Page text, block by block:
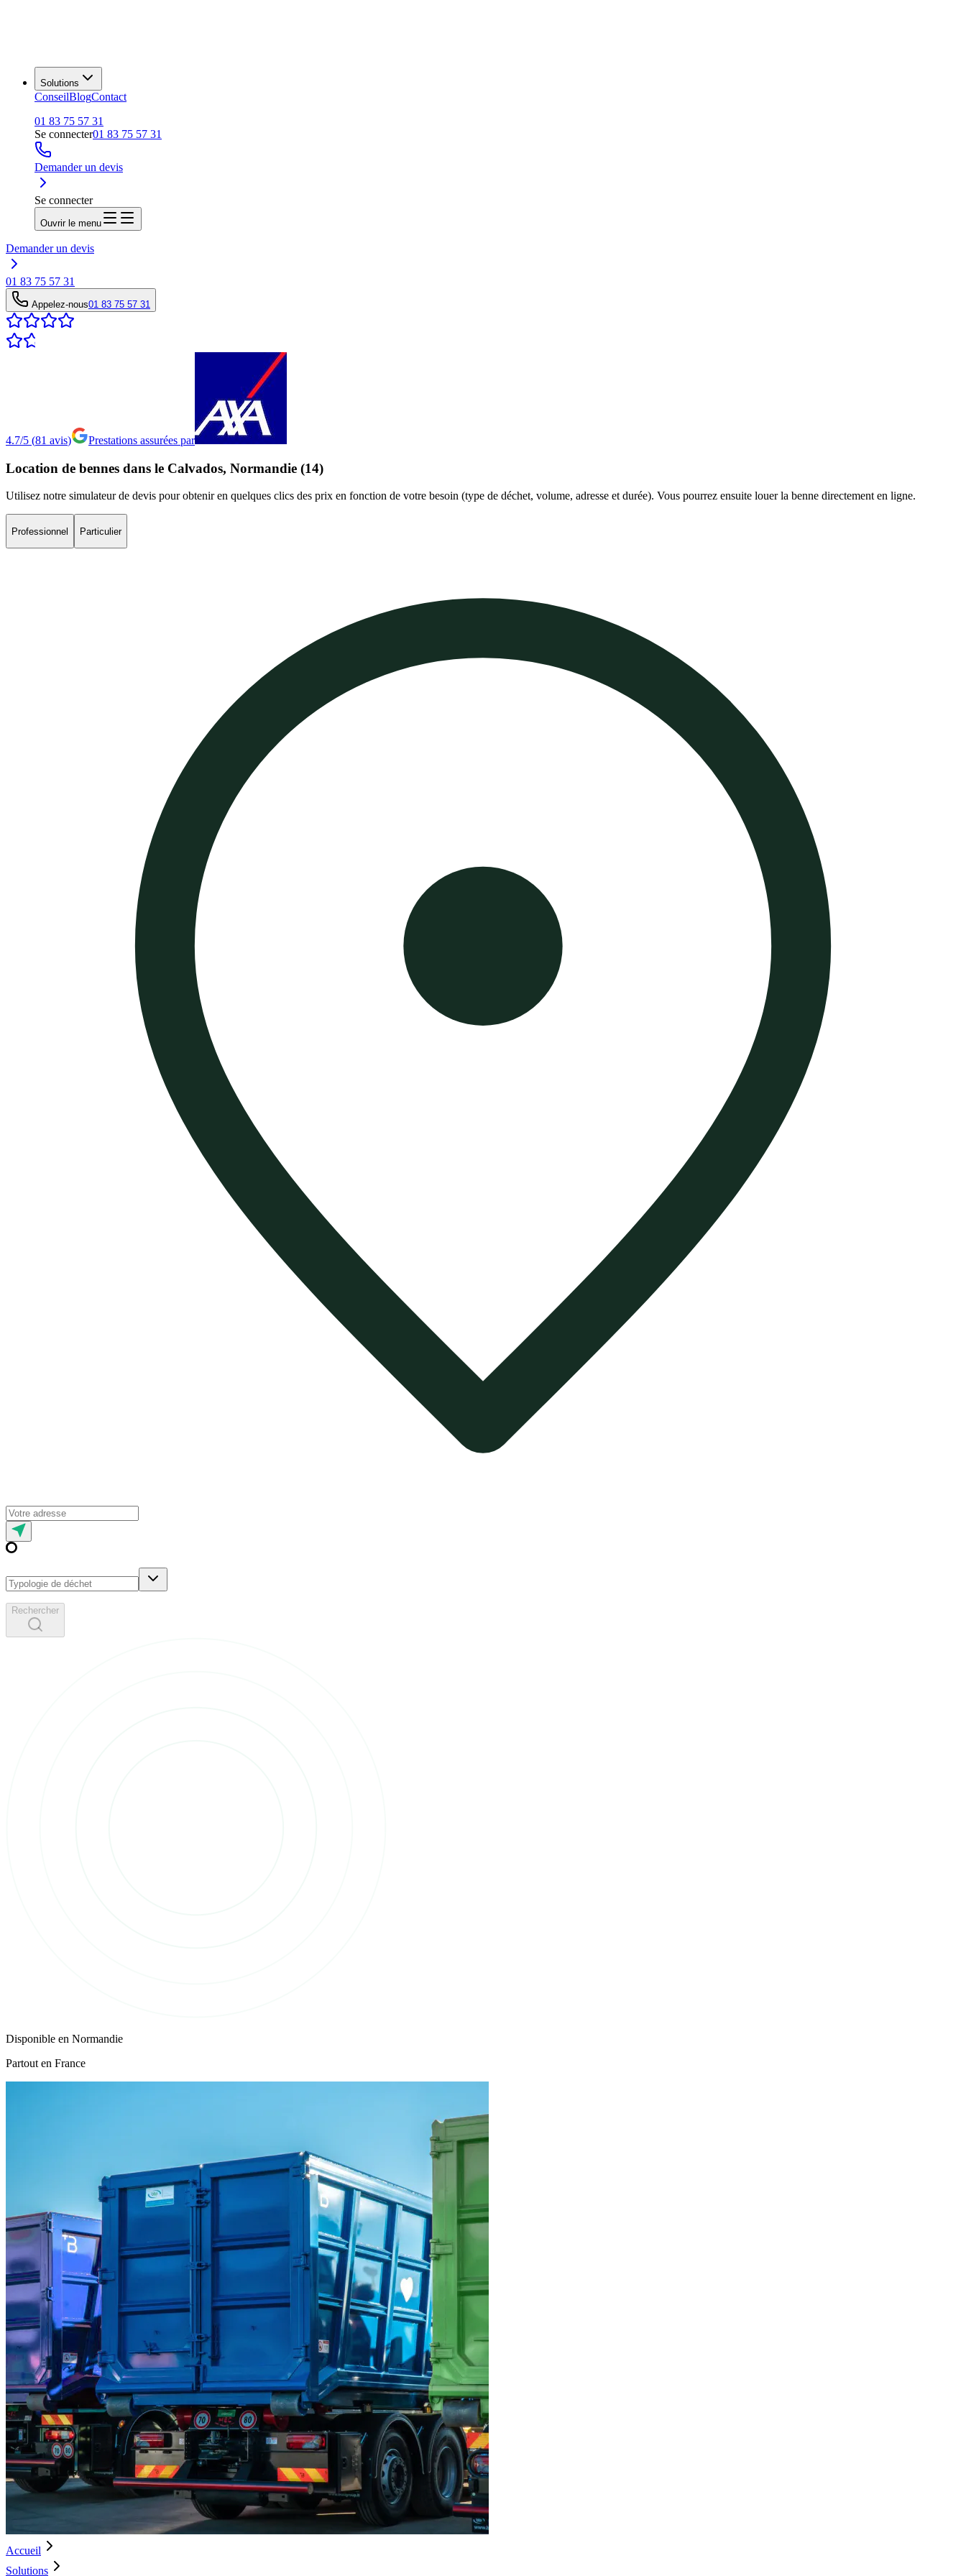
Solutions
ConseilBlogContact
01 83 75 57 31
Se connecter01 83 75 57 31
Demander un devis
Se connecter
Ouvrir le menu
Demander un devis
01 83 75 57 31
Appelez-nous01 83 75 57 31
4.7/5 (81 avis) Prestations assurées par
Location de bennes dans le Calvados, Normandie (14)
Utilisez notre simulateur de devis pour obtenir en quelques clics des prix en fonction de votre besoin (type de déchet, volume, adresse et durée). Vous pourrez ensuite louer la benne directement en ligne.
Professionnel Particulier
Rechercher
Disponible en Normandie
Partout en France
Accueil
Solutions